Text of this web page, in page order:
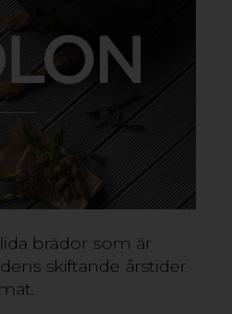
brädor som är
skiftande årstider